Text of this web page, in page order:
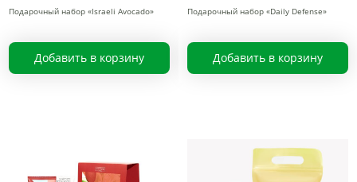
Подарочный набор «Israeli Avocado»
Добавить в корзину
Подарочный набор «Daily Defense»
Добавить в корзину